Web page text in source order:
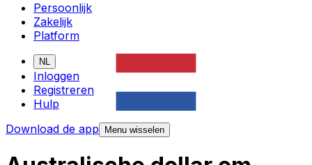
Persoonlijk
Zakelijk
Platform
NL
Inloggen
Registreren
Hulp
Download de app
Menu wisselen